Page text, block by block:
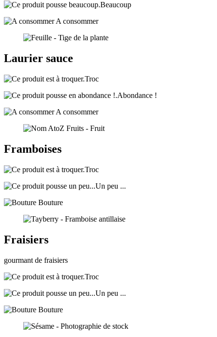
Beaucoup
A consommer
Laurier sauce
Troc
Abondance !
A consommer
Framboises
Troc
Un peu ...
Bouture
Fraisiers
gourmant de fraisiers
Troc
Un peu ...
Bouture